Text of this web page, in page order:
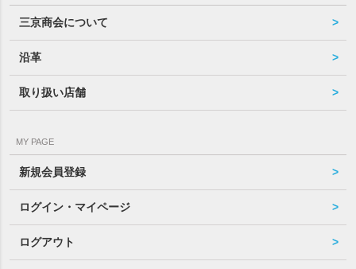
三京商会について
沿革
取り扱い店舗
MY PAGE
新規会員登録
ログイン・マイページ
ログアウト